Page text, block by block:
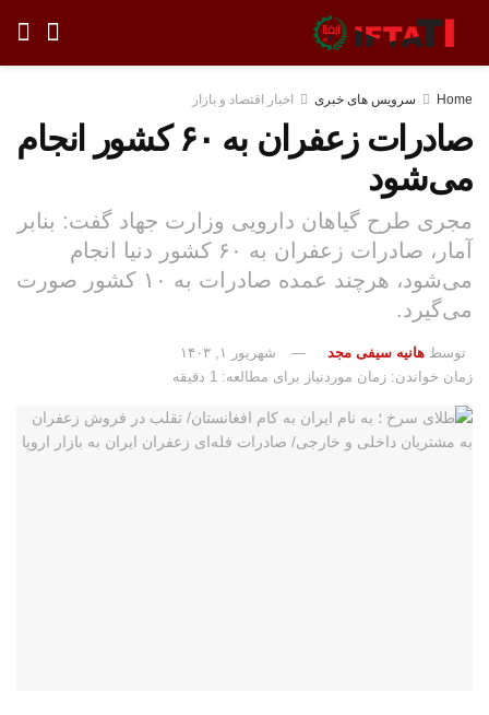
Home سرویس های خبری اخبار اقتصاد و بازار
صادرات زعفران به ۶۰ کشور انجام
می‌شود
مجری طرح گیاهان دارویی وزارت جهاد گفت: بنابر
آمار، صادرات زعفران به ۶۰ کشور دنیا انجام
می‌شود، هرچند عمده صادرات به ۱۰ کشور صورت
می‌گیرد.
توسط هانیه سیفی مجد
شهریور ۱, ۱۴۰۳
زمان خواندن: زمان موردنیاز برای مطالعه: 1 دقیقه